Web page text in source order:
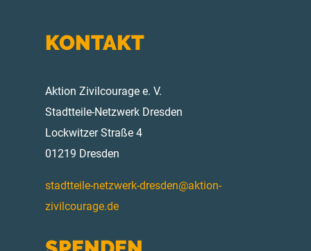
KONTAKT
Aktion Zivilcourage e. V.
Stadtteile-Netzwerk Dresden
Lockwitzer Straße 4
01219 Dresden
stadtteile-netzwerk-dresden@aktion-
zivilcourage.de